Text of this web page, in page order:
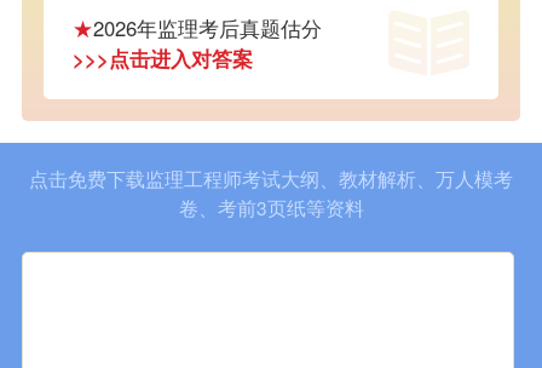
★2026年监理考后真题估分
>>>点击进入对答案
点击免费下载监理工程师考试大纲、教材解析、万人模考
卷、考前3页纸等资料